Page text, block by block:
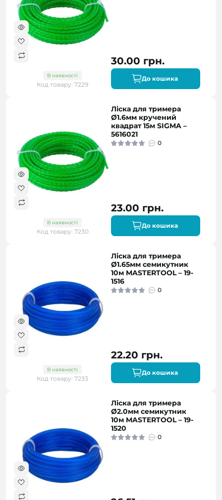
В наявності
Код товару: 7229
30.00 грн.
До кошика
В наявності
Код товару: 7230
Ліска для тримера
Ø1.6мм кручений
квадрат 15м SIGMA –
5616021
0
23.00 грн.
До кошика
В наявності
Код товару: 7233
Ліска для тримера
Ø1.65мм семикутник
10м MASTERTOOL – 19-
1516
0
22.20 грн.
До кошика
Ліска для тримера
Ø2.0мм семикутник
10м MASTERTOOL – 19-
1520
0